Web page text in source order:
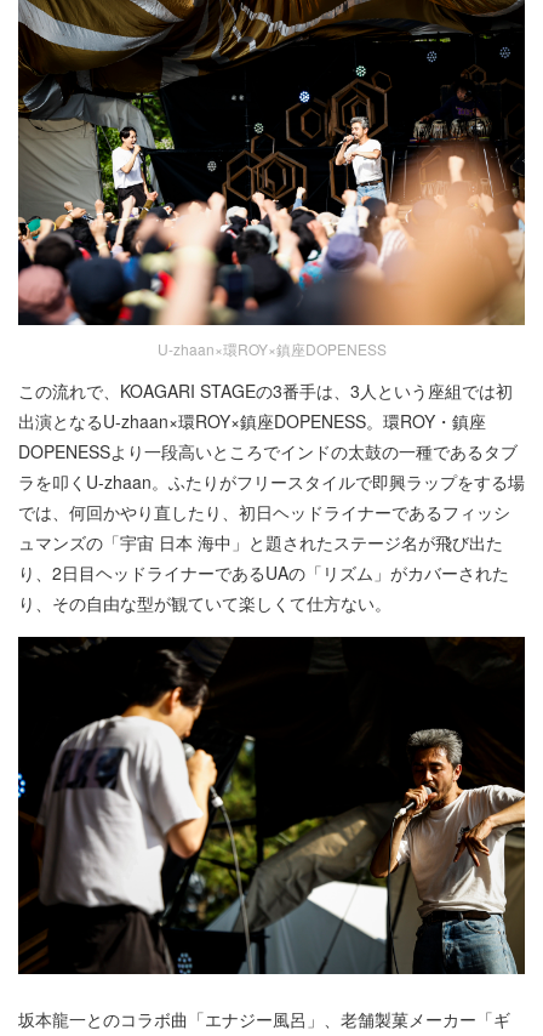
U-zhaan×環ROY×鎮座DOPENESS
この流れで、KOAGARI STAGEの3番手は、3人という座組では初
出演となるU-zhaan×環ROY×鎮座DOPENESS。環ROY・鎮座
DOPENESSより一段高いところでインドの太鼓の一種であるタブ
ラを叩くU-zhaan。ふたりがフリースタイルで即興ラップをする場
では、何回かやり直したり、初日ヘッドライナーであるフィッシ
ュマンズの「宇宙 日本 海中」と題されたステージ名が飛び出た
り、2日目ヘッドライナーであるUAの「リズム」がカバーされた
り、その自由な型が観ていて楽しくて仕方ない。
坂本龍一とのコラボ曲「エナジー風呂」、老舗製菓メーカー「ギ